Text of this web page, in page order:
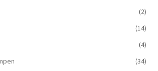
(2)
(14)
(4)
(34)